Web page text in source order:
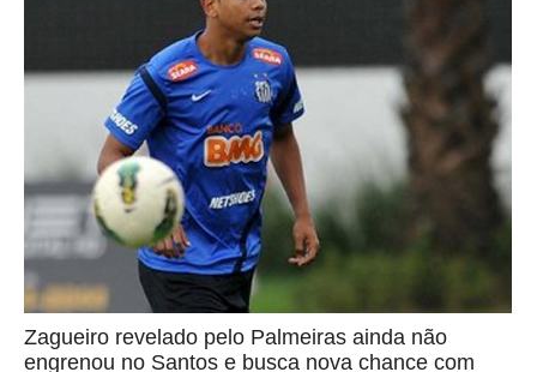
Zagueiro revelado pelo Palmeiras ainda não
engrenou no Santos e busca nova chance com